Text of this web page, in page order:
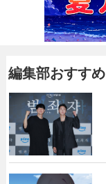
編集部おすすめ